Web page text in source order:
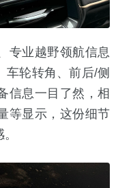
业越野领航信息
车轮转角、前后/侧
信息一目了然，相
等显示，这份细节